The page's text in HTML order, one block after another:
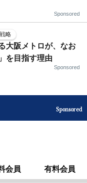
Sponsored
略
大阪メトロが、なお
を目指す理由
Sponsored
Sponsored
会員 有料会員